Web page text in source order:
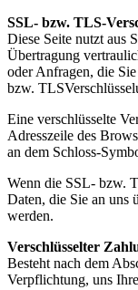
SSL- bzw. TLS-
Diese Seite nutzt aus
Übertragung
oder Anfragen, die
bzw.
Eine verschlüsselte
Adresszeile des
an dem Schloss-
Wenn die SSL- bzw.
Daten, die Sie an uns
werden.
Verschlüsselter
Besteht nach dem
Verpflichtung, uns